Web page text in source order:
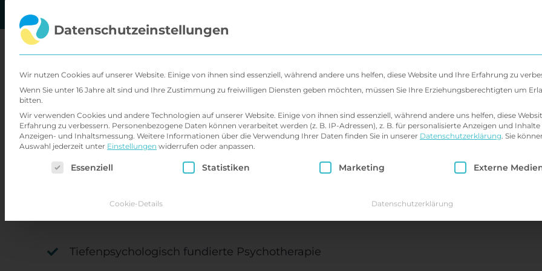
Inhalt
springen
Über uns Diagnostik & Behandlung Seminare
M.Sc. Psych. Nicolas Gebauer
Ambulanztherapeut (Tiefenpsychologie)
Arbeitsschwerpunkte
Tiefenpsychologisch fundierte Psychotherapie
Datenschutzeinstellungen
Wir nutzen Cookies auf unserer Website. Einige von ihnen sind essenziell, während andere uns helfen, diese Website und Ihre Erfahrung zu
Wenn Sie unter 16 Jahre alt sind und Ihre Zustimmung zu freiwilligen Diensten geben möchten, müssen Sie Ihre Erziehungsberechtigten um
bitten.
Wir verwenden Cookies und andere Technologien auf unserer Website. Einige von ihnen sind essenziell, während andere uns helfen, diese
Erfahrung zu verbessern. Personenbezogene Daten können verarbeitet werden (z. B. IP-Adressen), z. B. für personalisierte Anzeigen und
Anzeigen- und Inhaltsmessung. Weitere Informationen über die Verwendung Ihrer Daten finden Sie in unserer Datenschutzerklärung. Sie
Auswahl jederzeit unter Einstellungen widerrufen oder anpassen.
Es folgt eine Liste der Service-Gruppen, für die eine Einwilligung erteilt werden kann. Die
Essenziell Statistiken Marketing Externe
Cookie-Details Datenschutzerklärung